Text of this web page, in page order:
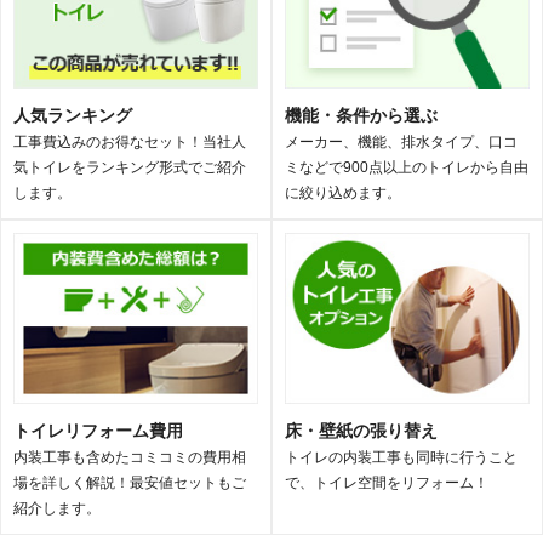
人気ランキング
工事費込みのお得なセット！当社人
気トイレをランキング形式でご紹介
します。
機能・条件から選ぶ
メーカー、機能、排水タイプ、口コ
ミなどで900点以上のトイレから自由
に絞り込めます。
トイレリフォーム費用
内装工事も含めたコミコミの費用相
場を詳しく解説！最安値セットもご
紹介します。
床・壁紙の張り替え
トイレの内装工事も同時に行うこと
で、トイレ空間をリフォーム！